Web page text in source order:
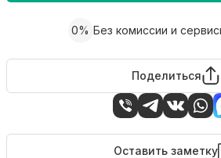
0% Без комиссии и
Поделиться
Оставить заметку